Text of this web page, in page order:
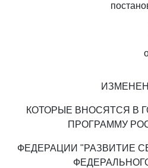
КОТОРЫЕ ВНОСЯТСЯ В
ПРОГРАММУ
ФЕДЕРАЦИИ "РАЗВИТИЕ